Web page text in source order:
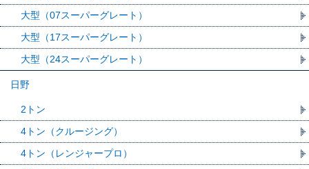
大型（07スーパーグレート）
大型（17スーパーグレート）
大型（24スーパーグレート）
日野
2トン
4トン（クルージング）
4トン（レンジャープロ）